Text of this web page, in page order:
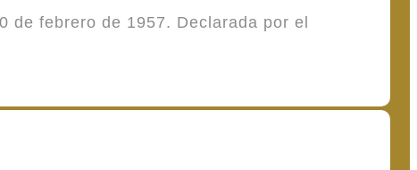
de febrero de 1957. Declarada por el